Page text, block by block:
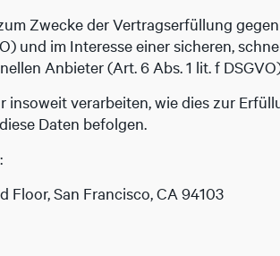
Zwecke der Vertragserfüllung
und im Interesse einer sicheren,
Anbieter (Art. 6 Abs. 1 lit. f
insoweit verarbeiten, wie dies zur
Daten befolgen.
Floor, San Francisco, CA 94103